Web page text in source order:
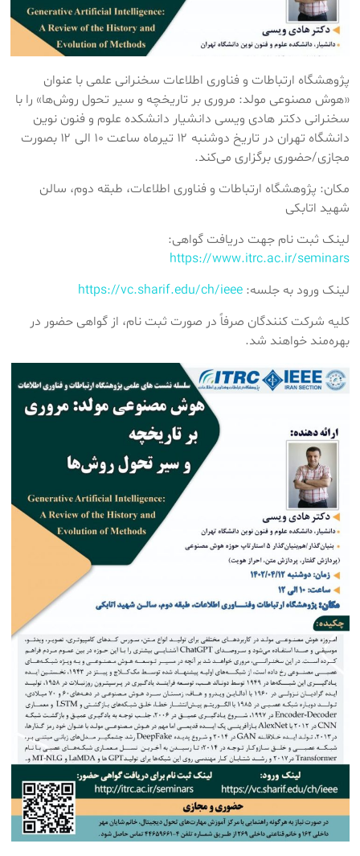
پژوهشگاه ارتباطات و فناوری اطلاعات سخنرانی علمی با عنوان
«هوش مصنوعی مولد: مروری بر تاریخچه و سیر تحول روش‌ها» را با
سخنرانی دکتر هادی ویسی دانشیار دانشکده علوم و فنون نوین
دانشگاه تهران در تاریخ دوشنبه ۱۲ تیرماه ساعت ۱۰ الی ۱۲ بصورت
مجازی/حضوری برگزاری می‌کند.
مکان: پژوهشگاه ارتباطات و فناوری اطلاعات، طبقه دوم، سالن
شهید اتابکی
لینک ثبت نام جهت دریافت گواهی:
https://www.itrc.ac.ir/seminars
لینک ورود به جلسه:https://vc.sharif.edu/ch/ieee
کلیه شرکت کنندگان صرفاً در صورت ثبت نام، از گواهی حضور در
بهره‌مند خواهند شد.